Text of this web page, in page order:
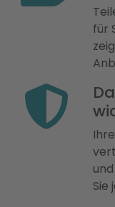
für
Sie